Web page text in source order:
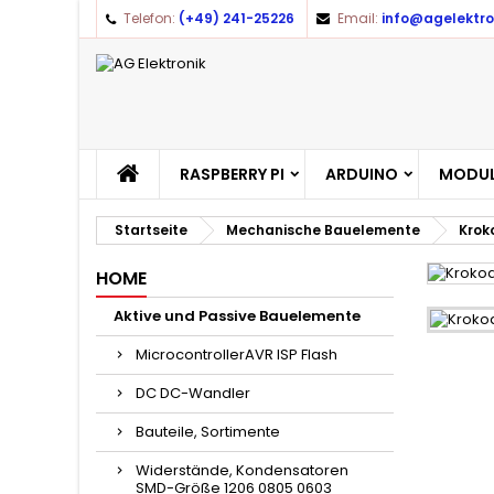
Telefon: (+49) 241-25226 Email:
RASPBERRY PI ARDUINO
Startseite Mechanische Bauelemente
HOME
Aktive und Passive Bauelemente
MicrocontrollerAVR ISP Flash
DC DC-Wandler
Bauteile, Sortimente
Widerstände, Kondensatoren
SMD-Größe 1206 0805 0603